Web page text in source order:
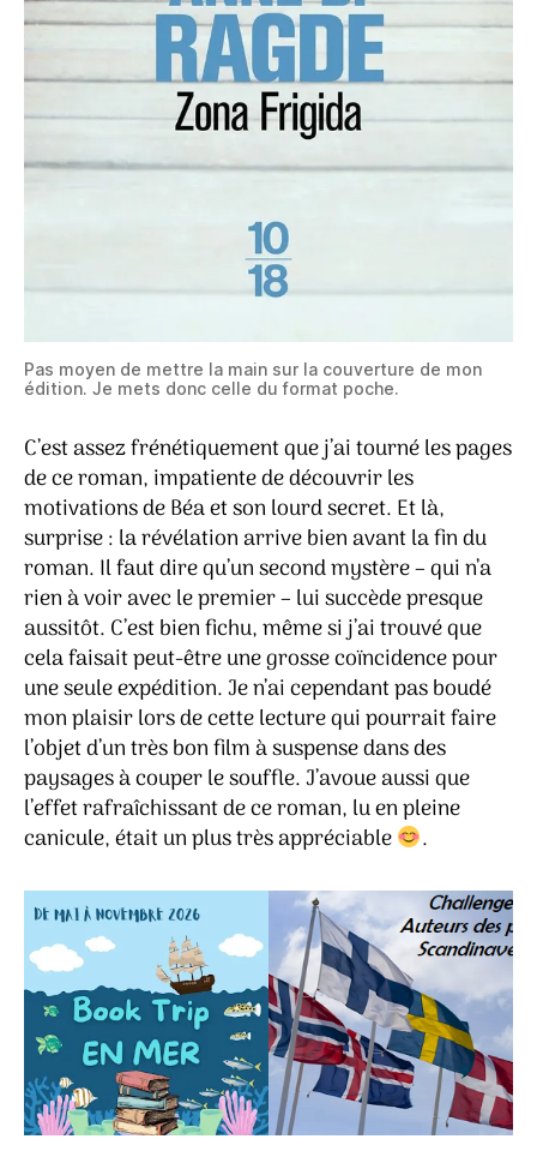
Pas moyen de mettre la main sur la couverture de mon
édition. Je mets donc celle du format poche.
C’est assez frénétiquement que j’ai tourné les pages
de ce roman, impatiente de découvrir les
motivations de Béa et son lourd secret. Et là,
surprise : la révélation arrive bien avant la fin du
roman. Il faut dire qu’un second mystère – qui n’a
rien à voir avec le premier – lui succède presque
aussitôt. C’est bien fichu, même si j’ai trouvé que
cela faisait peut-être une grosse coïncidence pour
une seule expédition. Je n’ai cependant pas boudé
mon plaisir lors de cette lecture qui pourrait faire
l’objet d’un très bon film à suspense dans des
paysages à couper le souffle. J’avoue aussi que
l’effet rafraîchissant de ce roman, lu en pleine
canicule, était un plus très appréciable
.